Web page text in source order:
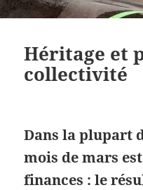
Héritage et
collectivité
Dans la plupart
mois de mars
finances : le